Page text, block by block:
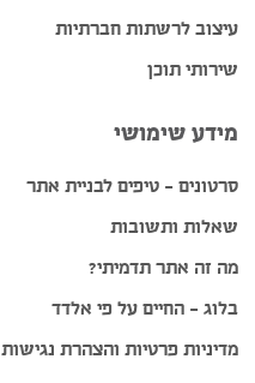
עיצוב לרשתות חברתיות
שירותי תוכן
מידע שימושי
סרטונים – טיפים לבניית אתר
שאלות ותשובות
מה זה אתר תדמיתי?
בלוג – החיים על פי אלדד
מדיניות פרטיות והצהרת נגישות